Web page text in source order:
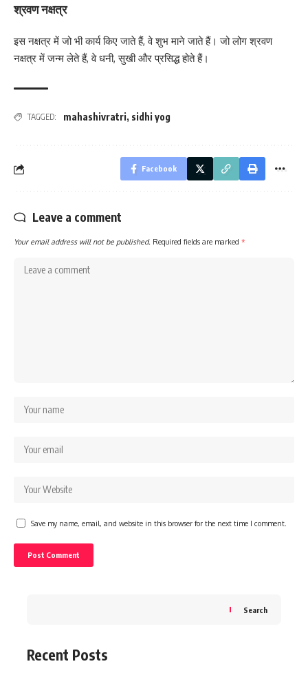
श्रवण नक्षत्र
इस नक्षत्र में जो भी कार्य किए जाते हैं, वे शुभ माने जाते हैं। जो लोग श्रवण
नक्षत्र में जन्म लेते हैं, वे धनी, सुखी और प्रसिद्ध होते हैं।
TAGGED: mahashivratri, sidhi yog
Facebook
Leave a comment
Your email address will not be published. Required fields are marked *
Save my name, email, and website in this browser for the next time I comment.
Search
Recent Posts